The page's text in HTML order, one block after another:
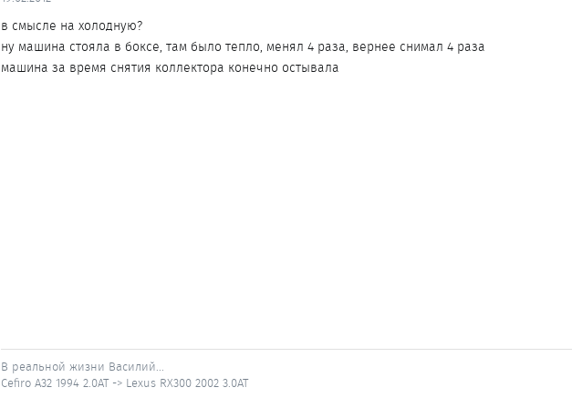
в смысле на холодную?
ну машина стояла в боксе, там было тепло, менял 4 раза, вернее снимал 4 раза
машина за время снятия коллектора конечно остывала
В реальной жизни Василий...
Cefiro A32 1994 2.0AT -> Lexus RX300 2002 3.0AT